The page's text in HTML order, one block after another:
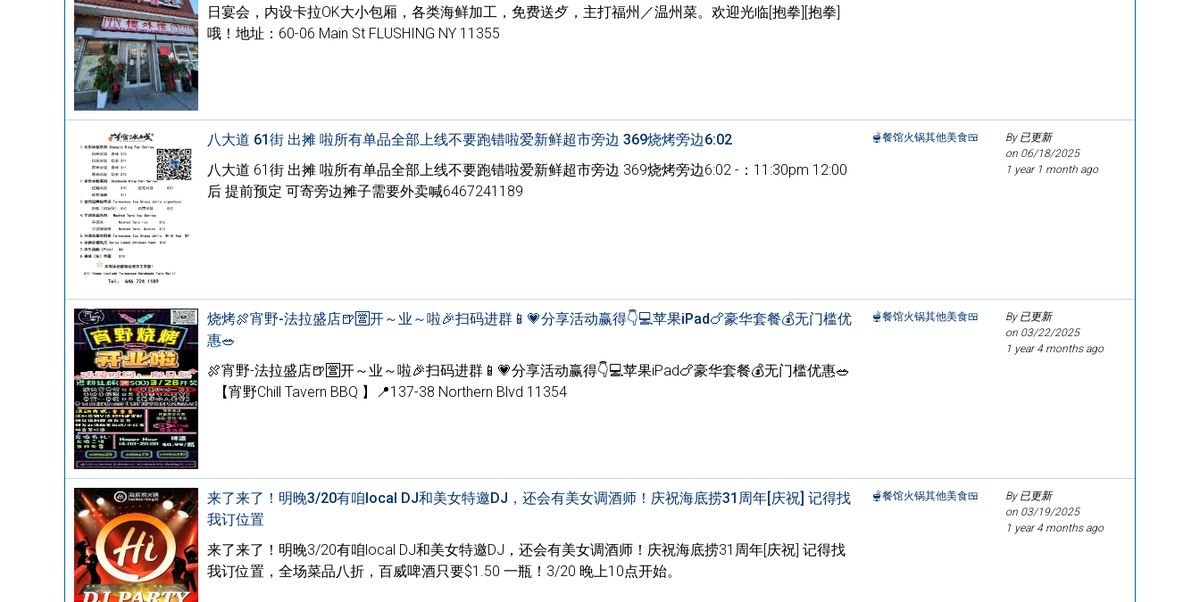
日宴会，内设卡拉OK大小包厢，各类海鲜加工，免费送歺，主打福州／温州菜。欢迎光临[抱拳][抱拳]
哦！地址：60-06 Main St FLUSHING NY 11355
八大道 61街 出摊 啦所有单品全部上线不要跑错啦爱新鲜超市旁边 369烧烤旁边6:02
八大道 61街 出摊 啦所有单品全部上线不要跑错啦爱新鲜超市旁边 369烧烤旁边6:02 -：11:30pm 12:00
后 提前预定 可寄旁边摊子需要外卖喊6467241189
🫕餐馆火锅其他美食🍱
By 已更新
on 06/18/2025
1 year 1 month ago
烧烤🍖宵野-法拉盛店🍺🈺开～业～啦🎉扫码进群📱💗分享活动赢得👇💻苹果iPad🍗豪华套餐💰无门槛优
惠🥗
🍖宵野-法拉盛店🍺🈺开～业～啦🎉扫码进群📱💗分享活动赢得👇💻苹果iPad🍗豪华套餐💰无门槛优惠🥗
【宵野Chill Tavern BBQ 】📍137-38 Northern Blvd 11354
🫕餐馆火锅其他美食🍱
By 已更新
on 03/22/2025
1 year 4 months ago
来了来了！明晚3/20有咱local DJ和美女特邀DJ，还会有美女调酒师！庆祝海底捞31周年[庆祝] 记得找
我订位置
来了来了！明晚3/20有咱local DJ和美女特邀DJ，还会有美女调酒师！庆祝海底捞31周年[庆祝] 记得找
我订位置，全场菜品八折，百威啤酒只要$1.50 一瓶！3/20 晚上10点开始。
🫕餐馆火锅其他美食🍱
By 已更新
on 03/19/2025
1 year 4 months ago